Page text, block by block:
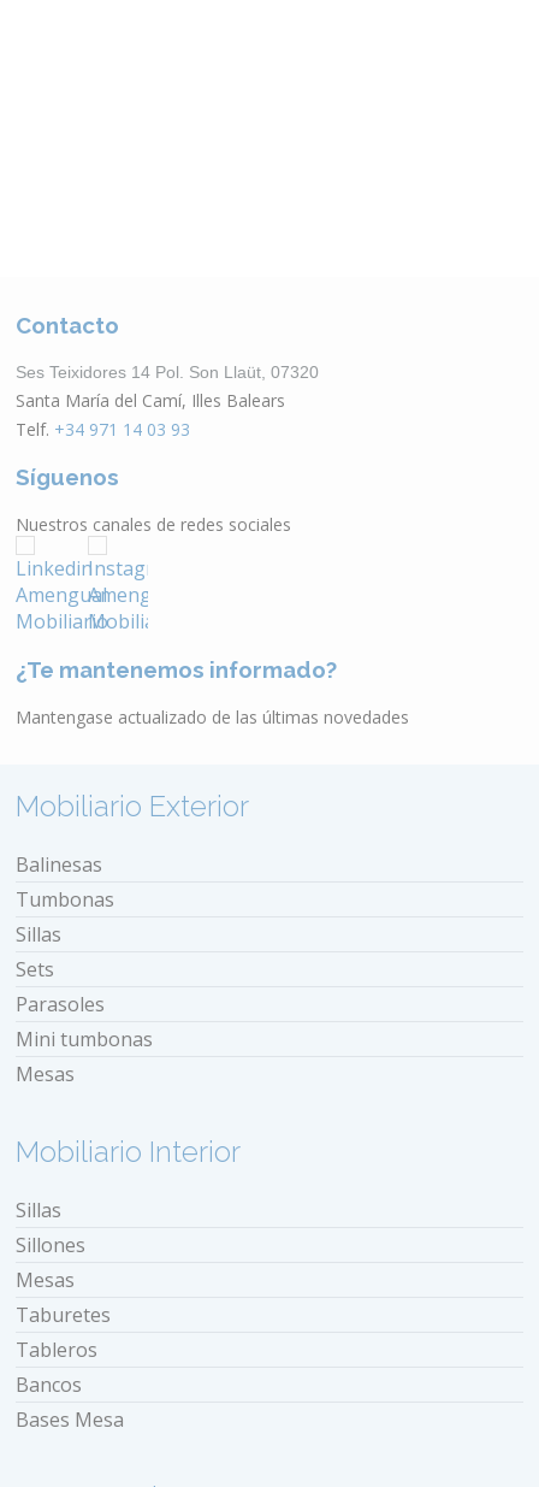
Contacto
Ses Teixidores 14 Pol. Son Llaüt, 07320
Santa María del Camí, Illes Balears
Telf. +34 971 14 03 93
Síguenos
Nuestros canales de redes sociales
¿Te mantenemos informado?
Mantengase actualizado de las últimas novedades
Mobiliario Exterior
Balinesas
Tumbonas
Sillas
Sets
Parasoles
Mini tumbonas
Mesas
Mobiliario Interior
Sillas
Sillones
Mesas
Taburetes
Tableros
Bancos
Bases Mesa